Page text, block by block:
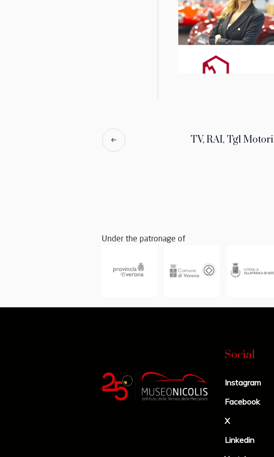
TV, RAI, Tg1 Motori
Under the patronage of
Social
Instagram
Facebook
X
Linkedin